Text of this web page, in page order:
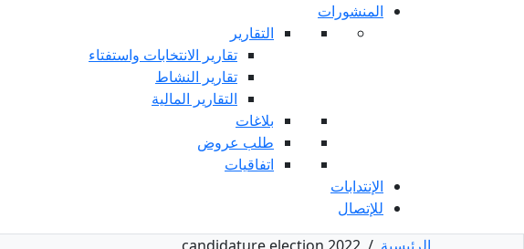
المنشورات
التقارير
تقارير الانتخابات واستفتاء
تقارير النشاط
التقارير المالية
بلاغات
طلب عروض
اتفاقيات
الإنتدابات
للإتصال